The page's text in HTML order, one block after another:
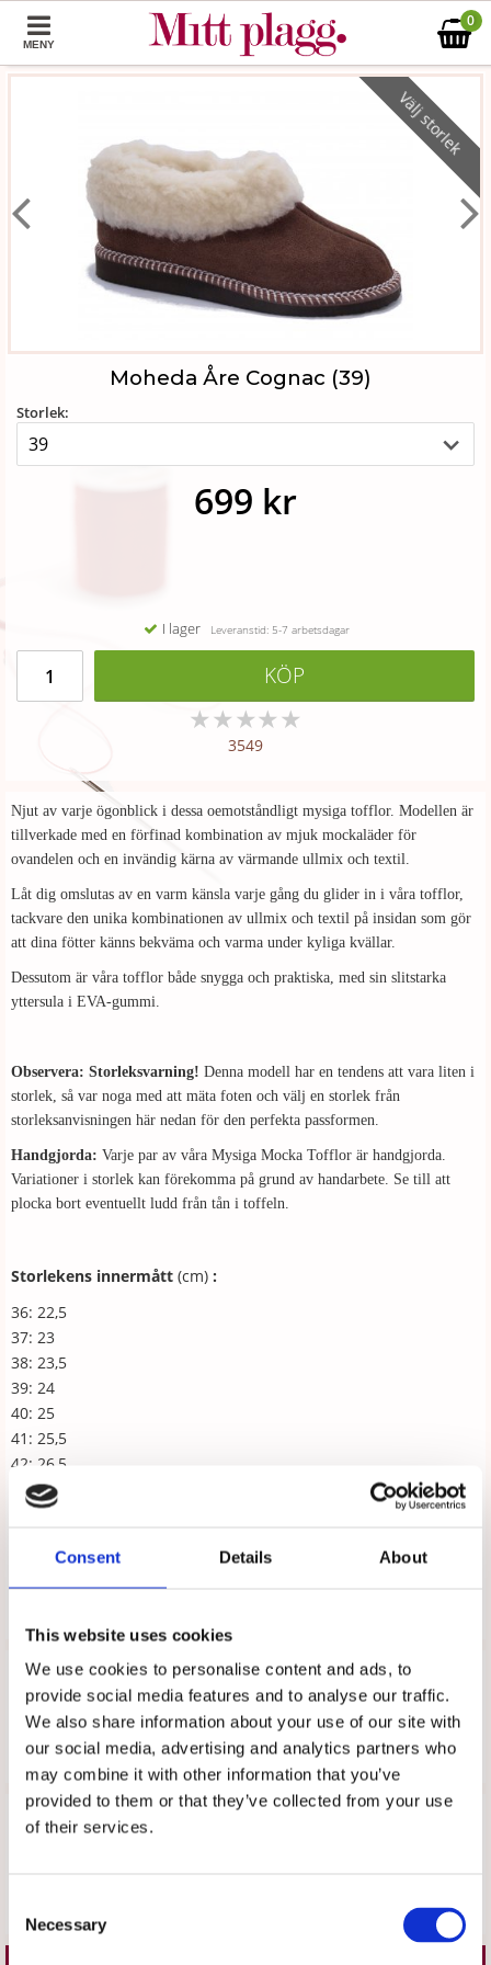
Consent Details About
This website uses cookies
We use cookies to personalise content and ads, to
provide social media features and to analyse our traffic.
We also share information about your use of our site with
our social media, advertising and analytics partners who
may combine it with other information that you’ve
provided to them or that they’ve collected from your use
of their services.
Selection
Necessary
MENY
0
Välj storlek
Moheda Åre Cognac (39)
Storlek:
699 kr
I lager Leveranstid: 5-7 arbetsdagar
KÖP
★★★★★
3549
Njut av varje ögonblick i dessa oemotståndligt mysiga tofflor. Modellen är
tillverkade med en förfinad kombination av mjuk mockaläder för
ovandelen och en invändig kärna av värmande ullmix och textil.
Låt dig omslutas av en varm känsla varje gång du glider in i våra tofflor,
tackvare den unika kombinationen av ullmix och textil på insidan som gör
att dina fötter känns bekväma och varma under kyliga kvällar.
Dessutom är våra tofflor både snygga och praktiska, med sin slitstarka
yttersula i EVA-gummi.
Observera: Storleksvarning! Denna modell har en tendens att vara liten i
storlek, så var noga med att mäta foten och välj en storlek från
storleksanvisningen här nedan för den perfekta passformen.
Handgjorda: Varje par av våra Mysiga Mocka Tofflor är handgjorda.
Variationer i storlek kan förekomma på grund av handarbete. Se till att
plocka bort eventuellt ludd från tån i toffeln.
Storlekens innermått (cm) :
36: 22,5
37: 23
38: 23,5
39: 24
40: 25
41: 25,5
42: 26,5
43: 27
44: 27,5
46: 28,5
Upptäck mer
Arbetsskor
Moheda
Recensioner